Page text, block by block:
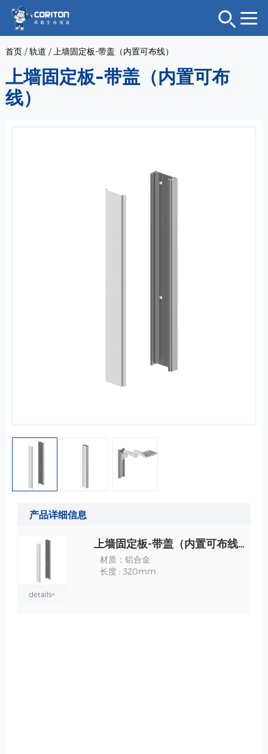
首页/轨道 / 上墙固定板-带盖（内置可布线）
上墙固定板-带盖（内置可布
线）
产品详细信息
details+
上墙固定板-带盖（内置可布线） 规格
材质：铝合金
长度 : 320mm